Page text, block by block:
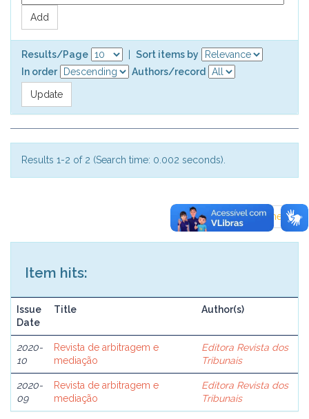
Results/Page
Sort items by
In order
Authors/record
Results 1-2 of 2 (Search time: 0.002 seconds).
previous 1 next
Item hits:
Issue
Date
Title Author(s)
2020-
10
Revista de arbitragem e
mediação
Editora Revista dos
Tribunais
2020-
09
Revista de arbitragem e
mediação
Editora Revista dos
Tribunais